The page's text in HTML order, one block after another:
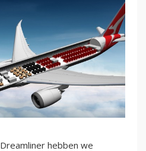
hebben we